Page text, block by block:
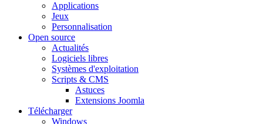
Applications
Jeux
Personnalisation
Open source
Actualités
Logiciels libres
Systèmes d'exploitation
Scripts & CMS
Astuces
Extensions Joomla
Télécharger
Windows